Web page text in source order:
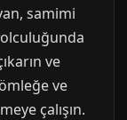
samimi
ve
ve
çalışın.